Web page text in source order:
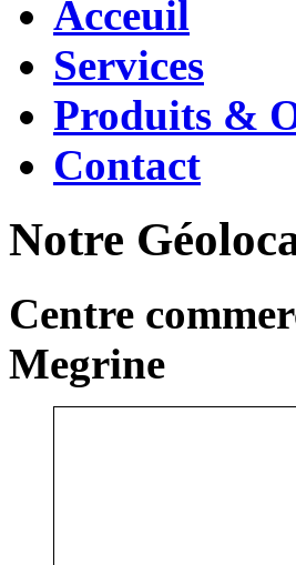
Acceuil
Services
Produits &
Contact
Notre
Centre
Megrine